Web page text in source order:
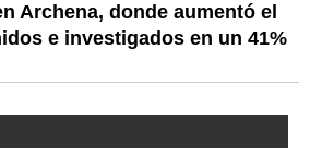
Archena, donde aumentó el
e investigados en un 41%